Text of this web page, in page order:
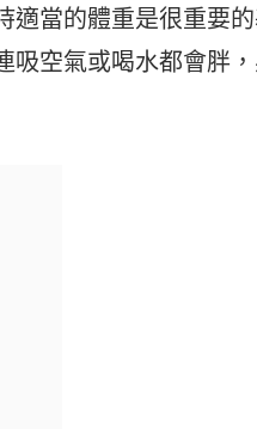
當的體重是很重要
空氣或喝水都會胖